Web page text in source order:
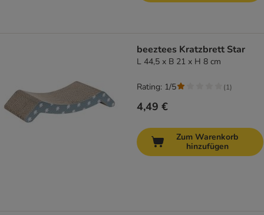
beeztees Kratzbrett Star
L 44,5 x B 21 x H 8 cm
4,49 €
Rating: 1/5 (1)
Zum Warenkorb
hinzufügen